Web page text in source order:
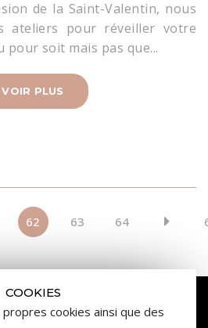
de la Saint-Valentin, nous
ateliers pour réveiller votre
pour soit mais pas que...
VOIR PLUS
62 63 64
COOKIES
cookies ainsi que des